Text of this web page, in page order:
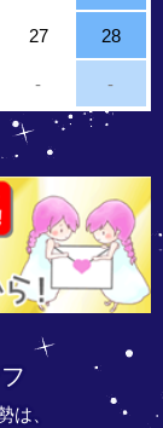
27 28
- -
は、